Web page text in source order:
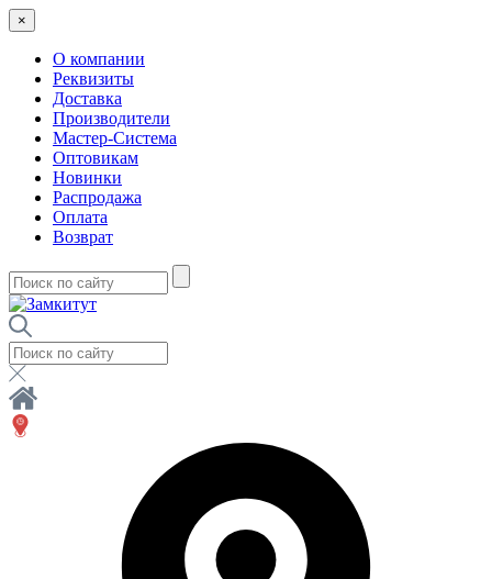
×
О компании
Реквизиты
Доставка
Производители
Мастер-Система
Оптовикам
Новинки
Распродажа
Оплата
Возврат